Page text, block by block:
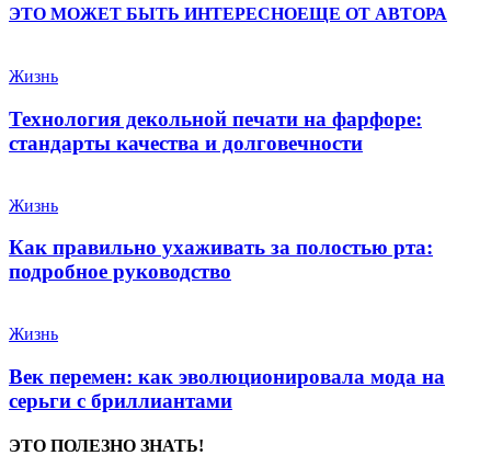
ЭТО МОЖЕТ БЫТЬ ИНТЕРЕСНОЕЩЕ ОТ АВТОРА
Жизнь
Технология декольной печати на фарфоре:
стандарты качества и долговечности
Жизнь
Как правильно ухаживать за полостью рта:
подробное руководство
Жизнь
Век перемен: как эволюционировала мода на
серьги с бриллиантами
ЭТО ПОЛЕЗНО ЗНАТЬ!